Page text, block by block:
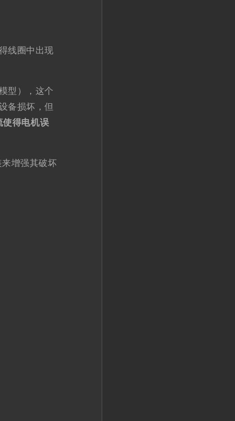
线圈中出现
型），这个
备损坏，但
使得电机误
增强其破坏